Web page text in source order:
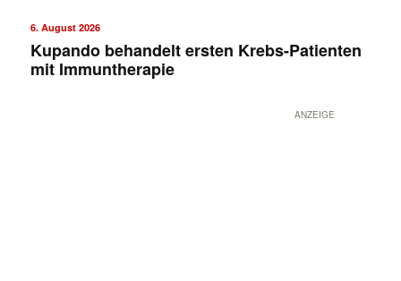
6. August 2026
Kupando behandelt ersten Krebs-Patienten
mit Immuntherapie
ANZEIGE